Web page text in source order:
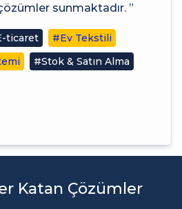
sunmaktadır. ”
ticaret
#Ev Tekstili
#Stok & Satın Alma
Katan Çözümler